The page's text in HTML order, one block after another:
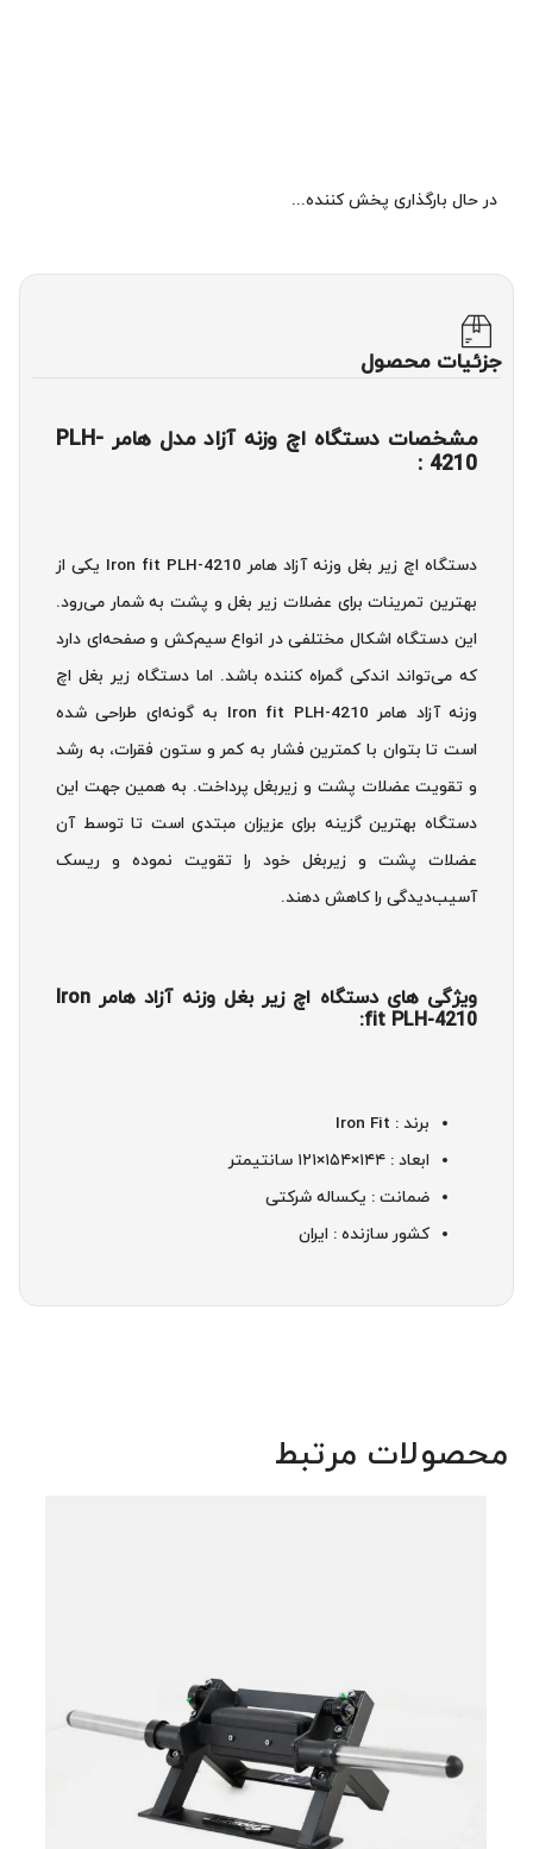
در حال بارگذاری پخش کننده...
جزئیات محصول
مشخصات دستگاه اچ وزنه آزاد مدل هامر PLH-
4210 :
دستگاه اچ زیر بغل وزنه آزاد هامر Iron fit PLH-4210 یکی از
بهترین تمرینات برای عضلات زیر بغل و پشت به شمار می‌رود.
این دستگاه اشکال مختلفی در انواع سیم‌کش و صفحه‌ای دارد
که می‌تواند اندکی گمراه کننده باشد. اما دستگاه زیر بغل اچ
وزنه آزاد هامر Iron fit PLH-4210 به گونه‌ای طراحی شده
است تا بتوان با کمترین فشار به کمر و ستون فقرات، به رشد
و تقویت عضلات پشت و زیربغل پرداخت. به همین جهت این
دستگاه بهترین گزینه برای عزیزان مبتدی است تا توسط آن
عضلات پشت و زیربغل خود را تقویت نموده و ریسک
آسیب‌دیدگی را کاهش دهند.
ویژگی های دستگاه اچ زیر بغل وزنه آزاد هامر Iron
fit PLH-4210:
برند : Iron Fit
ابعاد : ۱۴۴×۱۵۴×۱۲۱ سانتیمتر
ضمانت : یکساله شرکتی
کشور سازنده : ایران
محصولات مرتبط